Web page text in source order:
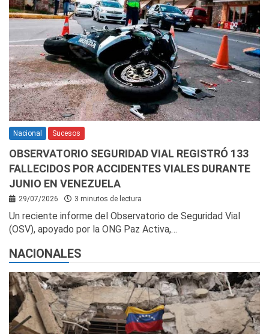
Nacional Sucesos
OBSERVATORIO SEGURIDAD VIAL REGISTRÓ 133
FALLECIDOS POR ACCIDENTES VIALES DURANTE
JUNIO EN VENEZUELA
29/07/2026 3 minutos de lectura
Un reciente informe del Observatorio de Seguridad Vial
(OSV), apoyado por la ONG Paz Activa,…
NACIONALES